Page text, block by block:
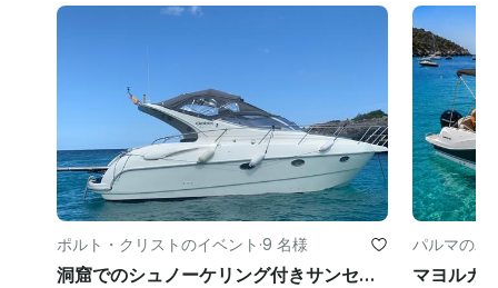
ポルト・クリストのイベント ·9 名様
洞窟でのシュノーケリング付きサンセットルート
パルマのパ
マヨルカ